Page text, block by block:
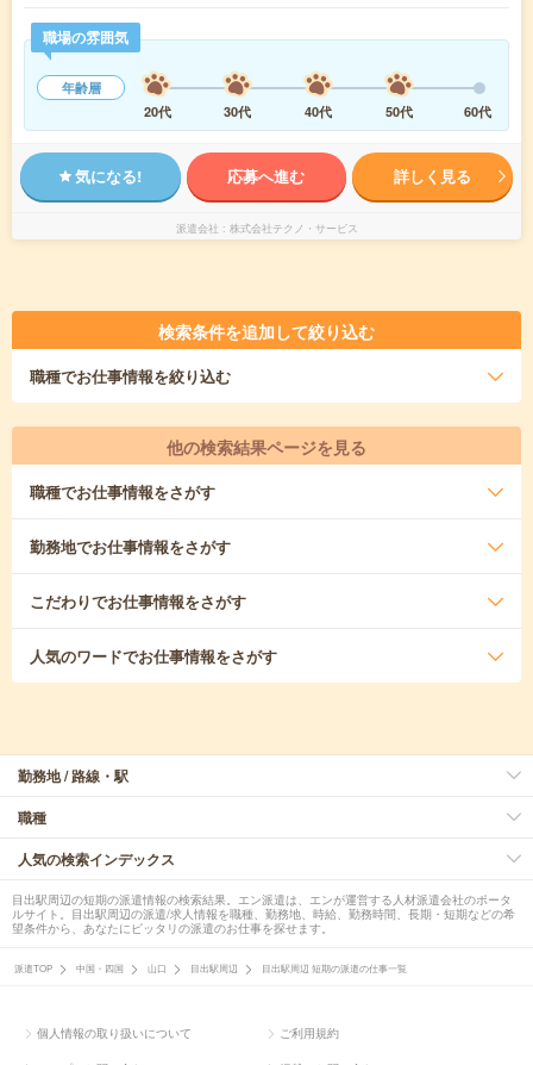
職場の雰囲気
年齢層
20代
30代 40代 50代 60代
気になる! 応募へ進む 詳しく見る
派遣会社 株式会社テクノ・サービス
検索条件を追加して絞り込む
職種でお仕事情報を絞り込む
他の検索結果ページを見る
職種でお仕事情報をさがす
勤務地でお仕事情報をさがす
こだわりでお仕事情報をさがす
人気のワードでお仕事情報をさがす
勤務地 / 路線・駅
職種
人気の検索インデックス
目出駅周辺の短期の派遣情報の検索結果。エン派遣は、エンが運営する人材派遣会社のポータ
ルサイト。目出駅周辺の派遣/求人情報を職種、勤務地、時給、勤務時間、長期・短期などの希
望条件から、あなたにピッタリの派遣のお仕事を探せます。
派遣TOP 中国・四国 山口 目出駅周辺 目出駅周辺 短期の派遣の仕事一覧
個人情報の取り扱いについて ご利用規約